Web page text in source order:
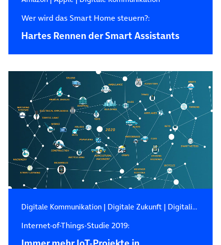
Wer wird das Smart Home steuern?:
Hartes Rennen der Smart Assistants
Digitale Kommunikation| Digitale Zukunft| Digitalisierung
Internet-of-Things-Studie 2019: